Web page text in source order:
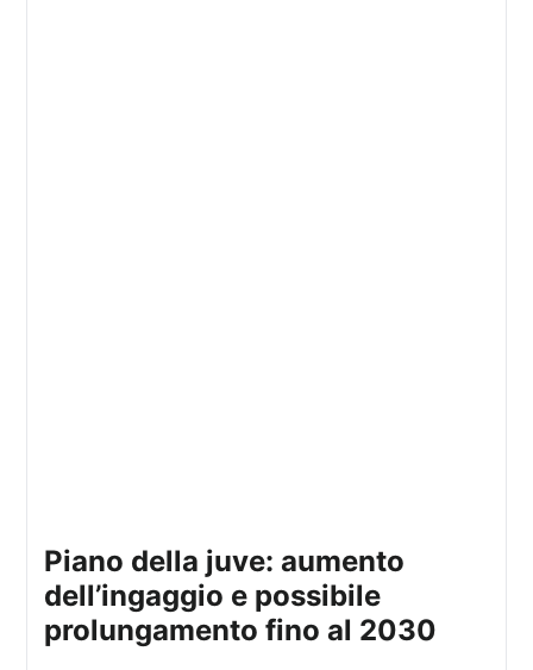
piano della juve: aumento
dell’ingaggio e possibile
prolungamento fino al 2030